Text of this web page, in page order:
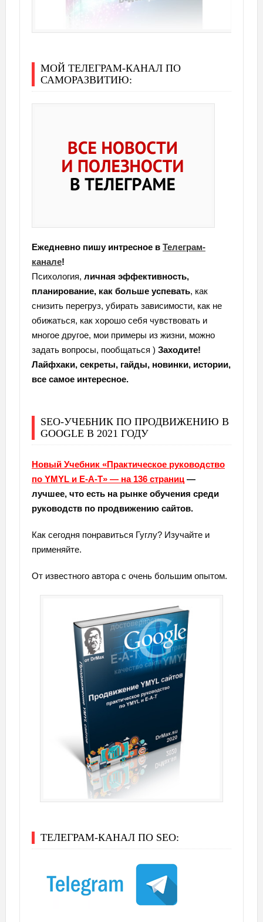
МОЙ ТЕЛЕГРАМ-КАНАЛ ПО
САМОРАЗВИТИЮ:
Ежедневно пишу интресное в Телеграм-
канале!
Психология, личная эффективность,
планирование, как больше успевать, как
снизить перегруз, убирать зависимости, как не
обижаться, как хорошо себя чувствовать и
многое другое, мои примеры из жизни, можно
задать вопросы, пообщаться ) Заходите!
Лайфхаки, секреты, гайды, новинки, истории,
все самое интересное.
SEO-УЧЕБНИК ПО ПРОДВИЖЕНИЮ В
GOOGLE В 2021 ГОДУ
Новый Учебник «Практическое руководство
по YMYL и E-A-T» — на 136 страниц—
лучшее, что есть на рынке обучения среди
руководств по продвижению сайтов.
Как сегодня понравиться Гуглу? Изучайте и
применяйте.
От известного автора с очень большим опытом.
ТЕЛЕГРАМ-КАНАЛ ПО SEO: